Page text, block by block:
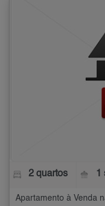
2 quartos 1
Apartamento à Venda